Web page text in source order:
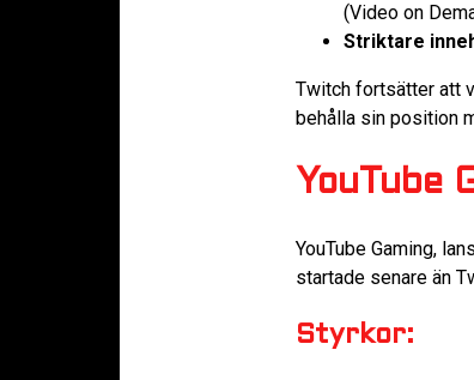
(Video on
Striktare
Twitch fortsätter att
behålla sin position
YouTube
YouTube Gaming,
startade senare än
Styrkor: